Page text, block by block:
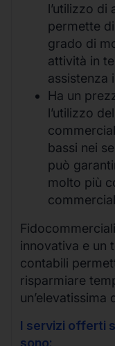
l’utilizzo di
permette
grado di
attività in
assistenza
Ha un
l’utilizzo
bassi nei
può
molto più
innovativa e un
contabili
risparmiare
I servizi offerti
sono: